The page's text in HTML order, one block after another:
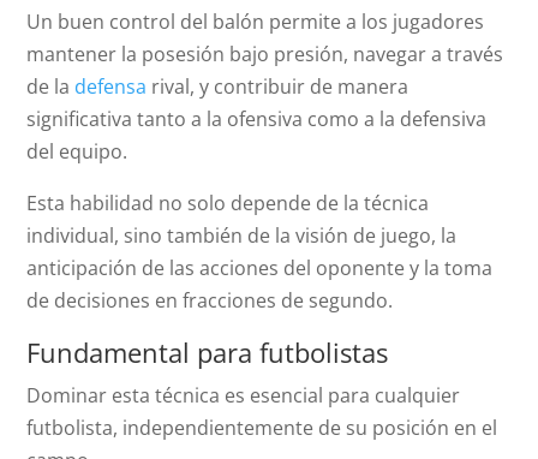
Un buen control del balón permite a los jugadores
mantener la posesión bajo presión, navegar a través
de la defensa rival, y contribuir de manera
significativa tanto a la ofensiva como a la defensiva
del equipo.
Esta habilidad no solo depende de la técnica
individual, sino también de la visión de juego, la
anticipación de las acciones del oponente y la toma
de decisiones en fracciones de segundo.
Fundamental para futbolistas
Dominar esta técnica es esencial para cualquier
futbolista, independientemente de su posición en el